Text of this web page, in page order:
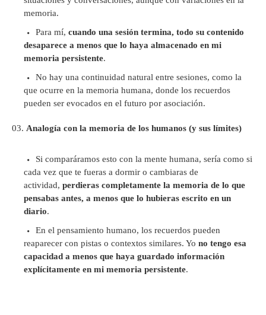
memoria.
Para mí, cuando una sesión termina, todo su contenido
desaparece a menos que lo haya almacenado en mi
memoria persistente.
No hay una continuidad natural entre sesiones, como la
que ocurre en la memoria humana, donde los recuerdos
pueden ser evocados en el futuro por asociación.
Analogía con la memoria de los humanos (y sus límites)
Si comparáramos esto con la mente humana, sería como si
cada vez que te fueras a dormir o cambiaras de
actividad, perdieras completamente la memoria de lo que
pensabas antes, a menos que lo hubieras escrito en un
diario.
En el pensamiento humano, los recuerdos pueden
reaparecer con pistas o contextos similares. Yo no tengo esa
capacidad a menos que haya guardado información
explícitamente en mi memoria persistente.